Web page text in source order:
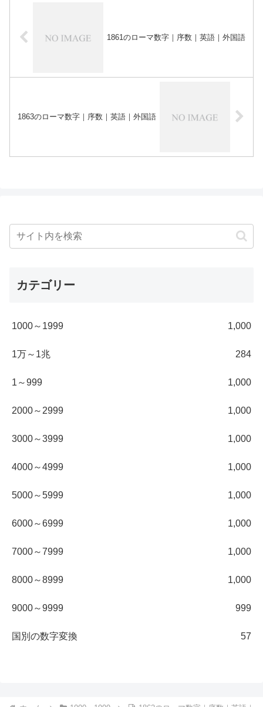
1861のローマ数字｜序数｜英語｜外国語
1863のローマ数字｜序数｜英語｜外国語
カテゴリー
1000～1999 1,000
1万～1兆 284
1～999 1,000
2000～2999 1,000
3000～3999 1,000
4000～4999 1,000
5000～5999 1,000
6000～6999 1,000
7000～7999 1,000
8000～8999 1,000
9000～9999 999
国別の数字変換 57